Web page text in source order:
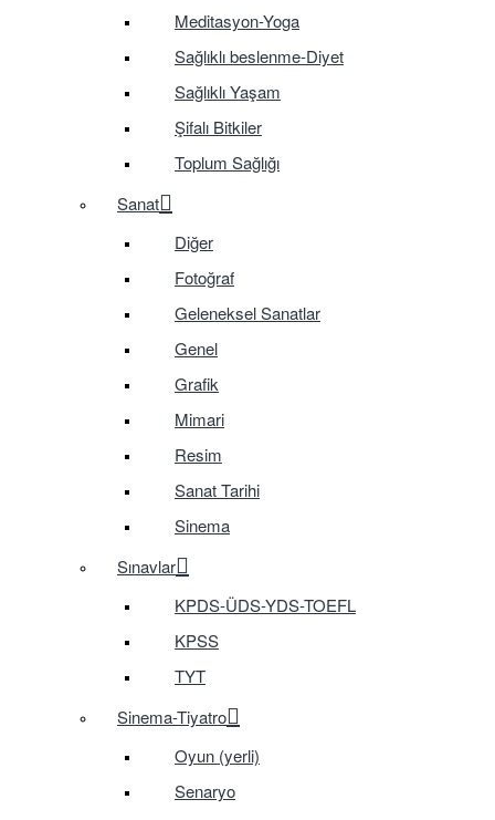
Meditasyon-Yoga
Sağlıklı beslenme-Diyet
Sağlıklı Yaşam
Şifalı Bitkiler
Toplum Sağlığı
Sanat
Diğer
Fotoğraf
Geleneksel Sanatlar
Genel
Grafik
Mimari
Resim
Sanat Tarihi
Sinema
Sınavlar
KPDS-ÜDS-YDS-TOEFL
KPSS
TYT
Sinema-Tiyatro
Oyun (yerli)
Senaryo